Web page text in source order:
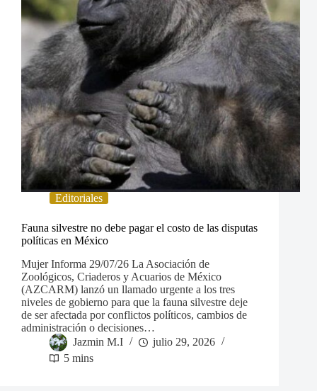
Editoriales
Fauna silvestre no debe pagar el costo de las disputas
políticas en México
Mujer Informa 29/07/26 La Asociación de
Zoológicos, Criaderos y Acuarios de México
(AZCARM) lanzó un llamado urgente a los tres
niveles de gobierno para que la fauna silvestre deje
de ser afectada por conflictos políticos, cambios de
administración o decisiones…
Jazmin M.I
julio 29, 2026
5 mins